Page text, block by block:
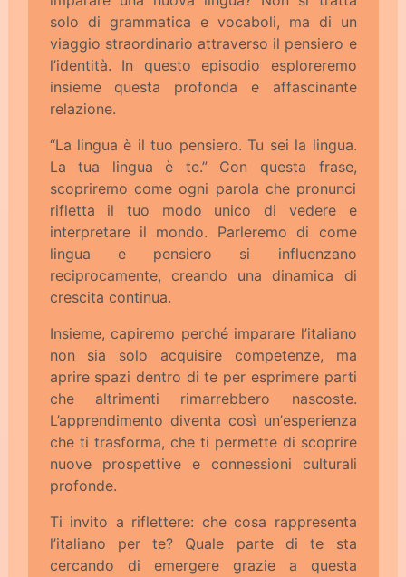
solo di grammatica e vocaboli, ma di un
viaggio straordinario attraverso il pensiero e
l’identità. In questo episodio esploreremo
insieme questa profonda e affascinante
relazione.
“La lingua è il tuo pensiero. Tu sei la lingua.
La tua lingua è te.” Con questa frase,
scopriremo come ogni parola che pronunci
rifletta il tuo modo unico di vedere e
interpretare il mondo. Parleremo di come
lingua e pensiero si influenzano
reciprocamente, creando una dinamica di
crescita continua.
Insieme, capiremo perché imparare l’italiano
non sia solo acquisire competenze, ma
aprire spazi dentro di te per esprimere parti
che altrimenti rimarrebbero nascoste.
L’apprendimento diventa così un’esperienza
che ti trasforma, che ti permette di scoprire
nuove prospettive e connessioni culturali
profonde.
Ti invito a riflettere: che cosa rappresenta
l’italiano per te? Quale parte di te sta
cercando di emergere grazie a questa